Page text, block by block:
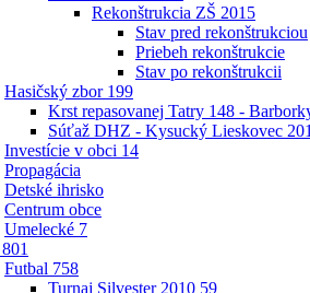
Rekonštrukcia ZŠ 2015
Stav pred rekonštrukciou
Priebeh rekonštrukcie
Stav po rekonštrukcii
Hasičský zbor 199
Krst repasovanej Tatry 148 -
Súťaž DHZ - Kysucký Lieskovec
Investície v obci 14
Propagácia
Detské ihrisko
Centrum obce
Umelecké 7
801
Futbal 758
Turnaj Silvester 2010 59